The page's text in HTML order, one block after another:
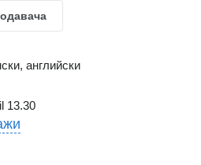
английски
13.30